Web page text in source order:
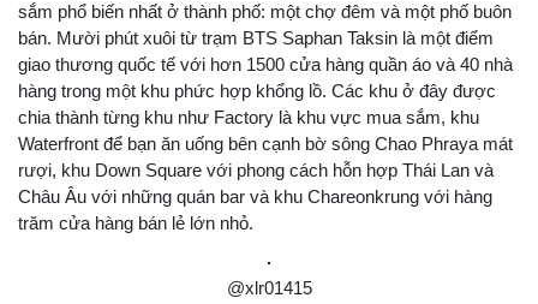
sắm phổ biến nhất ở thành phố: một chợ đêm và một phố buôn
bán. Mười phút xuôi từ trạm BTS Saphan Taksin là một điểm
giao thương quốc tế với hơn 1500 cửa hàng quần áo và 40 nhà
hàng trong một khu phức hợp khổng lồ. Các khu ở đây được
chia thành từng khu như Factory là khu vực mua sắm, khu
Waterfront để bạn ăn uống bên cạnh bờ sông Chao Phraya mát
rượi, khu Down Square với phong cách hỗn hợp Thái Lan và
Châu Âu với những quán bar và khu Chareonkrung với hàng
trăm cửa hàng bán lẻ lớn nhỏ.
@xlr01415